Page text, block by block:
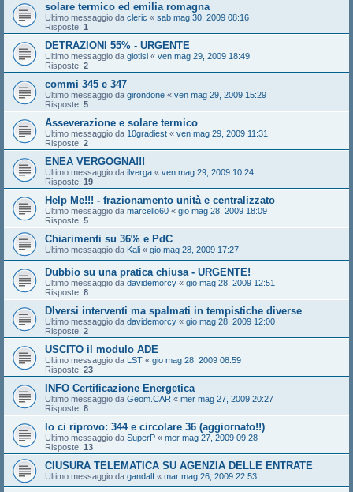
solare termico ed emilia romagna
Ultimo messaggio da cleric « sab mag 30, 2009 08:16
Risposte: 1
DETRAZIONI 55% - URGENTE
Ultimo messaggio da giotisi « ven mag 29, 2009 18:49
Risposte: 2
commi 345 e 347
Ultimo messaggio da girondone « ven mag 29, 2009 15:29
Risposte: 5
Asseverazione e solare termico
Ultimo messaggio da 10gradiest « ven mag 29, 2009 11:31
Risposte: 2
ENEA VERGOGNA!!!
Ultimo messaggio da ilverga « ven mag 29, 2009 10:24
Risposte: 19
Help Me!!! - frazionamento unità e centralizzato
Ultimo messaggio da marcello60 « gio mag 28, 2009 18:09
Risposte: 5
Chiarimenti su 36% e PdC
Ultimo messaggio da Kali « gio mag 28, 2009 17:27
Dubbio su una pratica chiusa - URGENTE!
Ultimo messaggio da davidemorcy « gio mag 28, 2009 12:51
Risposte: 8
DIversi interventi ma spalmati in tempistiche diverse
Ultimo messaggio da davidemorcy « gio mag 28, 2009 12:00
Risposte: 2
USCITO il modulo ADE
Ultimo messaggio da LST « gio mag 28, 2009 08:59
Risposte: 23
INFO Certificazione Energetica
Ultimo messaggio da Geom.CAR « mer mag 27, 2009 20:27
Risposte: 8
Io ci riprovo: 344 e circolare 36 (aggiornato!!)
Ultimo messaggio da SuperP « mer mag 27, 2009 09:28
Risposte: 13
CIUSURA TELEMATICA SU AGENZIA DELLE ENTRATE
Ultimo messaggio da gandalf « mar mag 26, 2009 22:53